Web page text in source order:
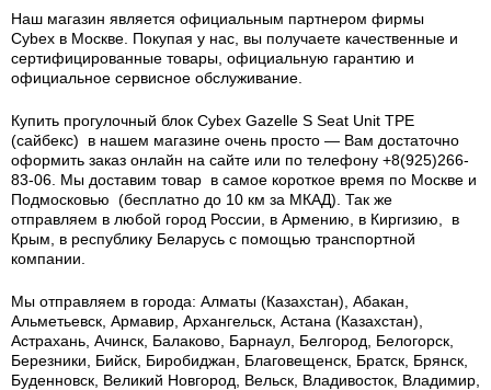
Наш магазин является официальным партнером фирмы
Cybex в Москве. Покупая у нас, вы получаете качественные и
сертифицированные товары, официальную гарантию и
официальное сервисное обслуживание.
Купить прогулочный блок Cybex Gazelle S Seat Unit TPE
(сайбекс) в нашем магазине очень просто — Вам достаточно
оформить заказ онлайн на сайте или по телефону +8(925)266-
83-06. Мы доставим товар в самое короткое время по Москве и
Подмосковью (бесплатно до 10 км за МКАД). Так же
отправляем в любой город России, в Армению, в Киргизию, в
Крым, в республику Беларусь с помощью транспортной
компании.
Мы отправляем в города: Алматы (Казахстан), Абакан,
Альметьевск, Армавир, Архангельск, Астана (Казахстан),
Астрахань, Ачинск, Балаково, Барнаул, Белгород, Белогорск,
Березники, Бийск, Биробиджан, Благовещенск, Братск, Брянск,
Буденновск, Великий Новгород, Вельск, Владивосток, Владимир,